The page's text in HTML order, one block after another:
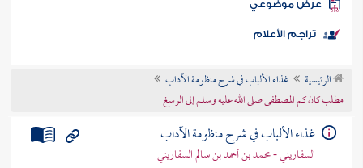
الكتب
موضوعي
تراجم الأعلام
الرئيسية
غذاء الألباب في شرح منظومة الآداب
مطلب كان كم المصطفى صلى الله عليه وسلم إلى الرسغ
غذاء الألباب في شرح منظومة الآداب
السفاريني - محمد بن أحمد بن سالم السفاريني